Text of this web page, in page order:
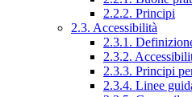
2.2.2. Principi
2.3. Accessibilità
2.3.1.
2.3.2.
2.3.3. Principi
2.3.4. Linee